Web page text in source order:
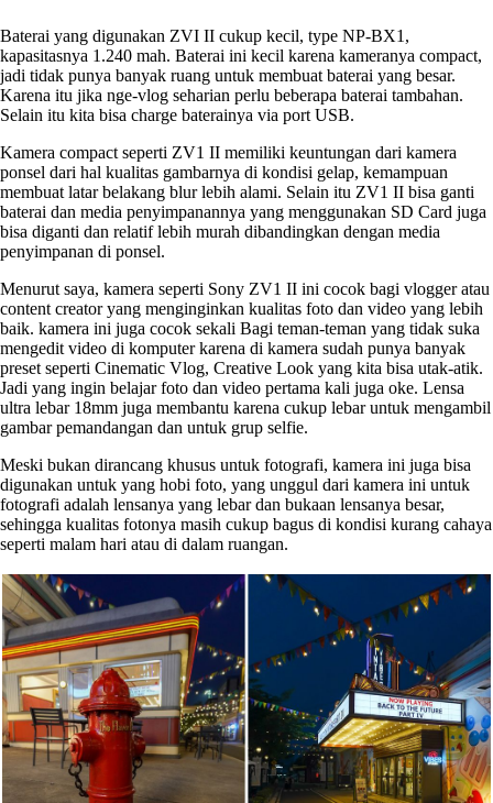
Baterai yang digunakan ZVI II cukup kecil, type NP-BX1,
kapasitasnya 1.240 mah. Baterai ini kecil karena kameranya compact,
jadi tidak punya banyak ruang untuk membuat baterai yang besar.
Karena itu jika nge-vlog seharian perlu beberapa baterai tambahan.
Selain itu kita bisa charge baterainya via port USB.
Kamera compact seperti ZV1 II memiliki keuntungan dari kamera
ponsel dari hal kualitas gambarnya di kondisi gelap, kemampuan
membuat latar belakang blur lebih alami. Selain itu ZV1 II bisa ganti
baterai dan media penyimpanannya yang menggunakan SD Card juga
bisa diganti dan relatif lebih murah dibandingkan dengan media
penyimpanan di ponsel.
Menurut saya, kamera seperti Sony ZV1 II ini cocok bagi vlogger atau
content creator yang menginginkan kualitas foto dan video yang lebih
baik. kamera ini juga cocok sekali Bagi teman-teman yang tidak suka
mengedit video di komputer karena di kamera sudah punya banyak
preset seperti Cinematic Vlog, Creative Look yang kita bisa utak-atik.
Jadi yang ingin belajar foto dan video pertama kali juga oke. Lensa
ultra lebar 18mm juga membantu karena cukup lebar untuk mengambil
gambar pemandangan dan untuk grup selfie.
Meski bukan dirancang khusus untuk fotografi, kamera ini juga bisa
digunakan untuk yang hobi foto, yang unggul dari kamera ini untuk
fotografi adalah lensanya yang lebar dan bukaan lensanya besar,
sehingga kualitas fotonya masih cukup bagus di kondisi kurang cahaya
seperti malam hari atau di dalam ruangan.